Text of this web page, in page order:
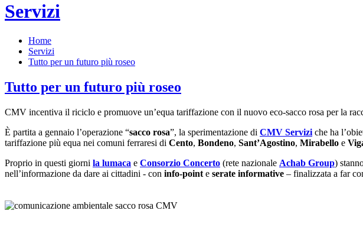
Servizi
Home
Servizi
Tutto per un futuro più roseo
Tutto per un futuro più roseo
CMV incentiva il riciclo e promuove un’equa tariffazione con il nuovo eco-sacco rosa per la
È partita a gennaio l’operazione “sacco rosa”, la sperimentazione di CMV Servizi che ha
tariffazione più equa nei comuni ferraresi di Cento, Bondeno, Sant’Agostino, Mirabello e
Proprio in questi giorni la lumaca e Consorzio Concerto (rete nazionale Achab Group)
nell’informazione da dare ai cittadini - con info-point e serate informative – finalizzata a far